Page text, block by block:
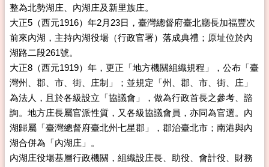
整為北勢湖庄、內湖庄及新里族庄。
大正5（西元1916）年2月23日，臺灣總督府臺北廳長加福豐次
前來內湖，主持內湖役場（行政官署）落成典禮；原址位於內
湖路二段261號。
大正8（西元1919）年，更正「地方機關組織規程」，公布「臺
灣州、郡、市、街、庄制」；並規定「州、郡、市、街、庄」
為法人，且於各級設立「協議會」，做為行政首長之參考、諮
詢。地方庄長屬官派性質，又各級協議會員，亦同為官選。內
湖歸屬「臺灣總督府臺北州七星郡」，郡治臺北市；南港與內
湖合併為「內湖庄」。
內湖庄役場基層行政機關，組織設庄長、助役、會計役、財務